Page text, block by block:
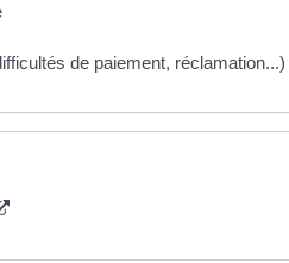
de paiement, réclamation...)